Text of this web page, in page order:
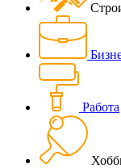
Работа